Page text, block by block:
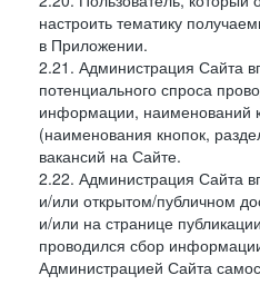
настроить тематику
в Приложении.
2.21. Администрация Сайта
потенциального спроса
информации, наименований
(наименования кнопок,
вакансий на Сайте.
2.22. Администрация Сайта
и/или открытом/публичном
и/или на странице
проводился сбор
Администрацией Сайта